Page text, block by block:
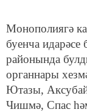
Монополиягә
буенча идарәсе
районында
органнары
Ютазы,
Чишмә, Спас